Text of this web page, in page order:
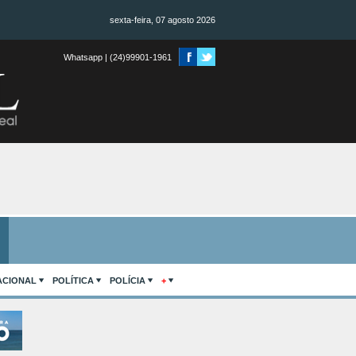
sexta-feira, 07 agosto 2026
Whatsapp | (24)99901-1961
POLÍTICA POLÍCIA +